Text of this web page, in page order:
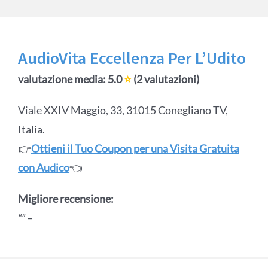
AudioVita Eccellenza Per L’Udito
valutazione media: 5.0⭐(2 valutazioni)
Viale XXIV Maggio, 33, 31015 Conegliano TV,
Italia.
👉Ottieni il Tuo Coupon per una Visita Gratuita
con Audico👈
Migliore recensione:
“”–